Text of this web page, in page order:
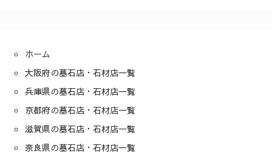
ホーム
大阪府の墓石店・石材店一覧
兵庫県の墓石店・石材店一覧
京都府の墓石店・石材店一覧
滋賀県の墓石店・石材店一覧
奈良県の墓石店・石材店一覧